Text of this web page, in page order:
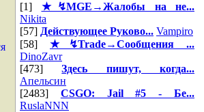
[1] ★↯MGE→Жалобы на не...
Nikita
[57] Действующее Руково... Vampiro
[58] ★↯Trade→Сообщения ...
DinoZavr
[473]Здесь пишут, когда...
Апельсин
[2483] CSGO: Jail #5 - Бе...
RuslaNNN